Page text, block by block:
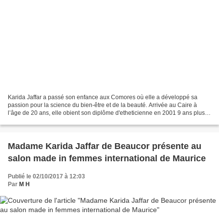
Karida Jaffar a passé son enfance aux Comores où elle a développé sa
passion pour la science du bien-être et de la beauté. Arrivée au Caire à
l’âge de 20 ans, elle obient son diplôme d'etheticienne en 2001 9 ans plus
Madame Karida Jaffar de Beaucor présente au
salon made in femmes international de Maurice
Publié le 02/10/2017 à 12:03
Par M H